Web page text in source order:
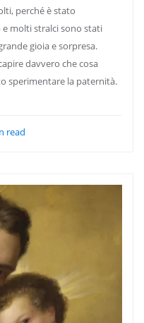
perché è stato
molti stralci sono stati
gioia e sorpresa.
davvero che cosa
sperimentare la paternità.
read